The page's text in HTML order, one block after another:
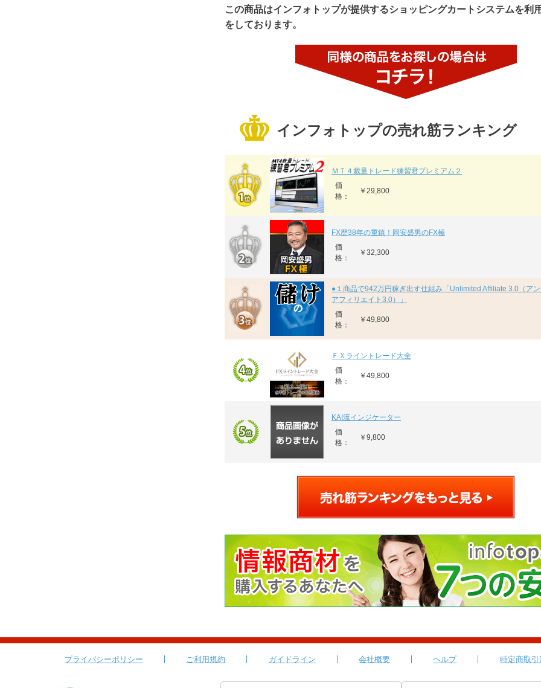
この商品はインフォトップが提供するショッピングカートシステムを利
をしております。
インフォトップの売れ筋ランキング
ＭＴ４裁量トレード練習君プレミアム２
価
格：
￥29,800
FX歴38年の重鎮！岡安盛男のFX極
価
格：
￥32,300
●１商品で942万円稼ぎ出す仕組み「Unlimited Affiliate 3.0（ア
アフィリエイト3.0）」
価
格：
￥49,800
ＦＸライントレード大全
価
格：
￥49,800
KAI流インジケーター
価
格：
￥9,800
プライバシーポリシー ご利用規約 ガイドライン 会社概要 ヘルプ 特定商取